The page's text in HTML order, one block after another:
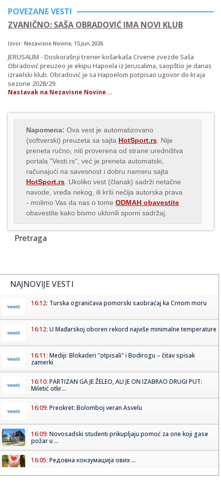
POVEZANE VESTI
ZVANIČNO: SAŠA OBRADOVIĆ IMA NOVI KLUB
Izvor: Nezavisne Novine, 15.Jun.2026
JERUSALIM - Doskorašnji trener košarkaša Crvene zvezde Saša
Obradović preuzeo je ekipu Hapoela iz Jerusalima, saopštio je danas
izraelski klub. Obradović je sa Hapoelom potpisao ugovor do kraja
sezone 2028/29.
Nastavak na Nezavisne Novine...
Napomena: Ova vest je automatizovano
(softverski) preuzeta sa sajta HotSport.rs . Nije
preneta ručno, niti proverena od strane uredništva
portala "Vesti.rs", već je preneta automatski,
računajući na savesnost i dobru nameru sajta
HotSport.rs . Ukoliko vest (članak) sadrži netačne
navode, vređa nekog, ili krši nečija autorska prava
- molimo Vas da nas o tome ODMAH obavestite
obavestite kako bismo uklonili sporni sadržaj.
Pretraga
NAJNOVIJE VESTI
16:12: Turska ograničava pomorski saobraćaj ka Crnom moru
16:12: U Mađarskoj oboren rekord najviše minimalne temperature
16:11: Mediji: Blokaderi "otpisali" i Bodirogu – čitav spisak
zamerki
16:10: PARTIZAN GA JE ŽELEO, ALI JE ON IZABRAO DRUGI PUT:
Miletić otkr...
16:09: Preokret: Bolomboj veran Asvelu
16:09: Novosadski studenti prikupljaju pomoć za one koji gase
požar u ...
16:05: Редовна конзумација ових ...